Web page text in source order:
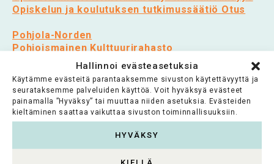
Hallinnoi evästeasetuksia
Käytämme evästeitä parantaaksemme sivuston käytettävyyttä ja
seurataksemme palveluiden käyttöä. Voit hyväksyä evästeet
painamalla ”Hyväksy” tai muuttaa niiden asetuksia. Evästeiden
kieltäminen saattaa vaikuttaa sivuston toiminnallisuuksiin.
HYVÄKSY
KIELLÄ
Opiskelun ja koulutuksen tutkimussäätiö Otus
Pohjola-Norden
Pohjoismainen Kulttuurirahasto
Psykiatrian Tutkimussäätiö
Ragnar Granit säätiö
Raija ja Ossi Tuuliaisen Säätiö
Rajaseutu ry
Reinhold Ekholmin säätiö
Rinnekoti-säätiö